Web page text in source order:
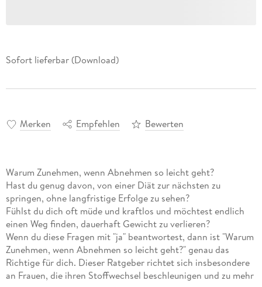
Sofort lieferbar (Download)
Merken Empfehlen Bewerten
Warum Zunehmen, wenn Abnehmen so leicht geht?
Hast du genug davon, von einer Diät zur nächsten zu
springen, ohne langfristige Erfolge zu sehen?
Fühlst du dich oft müde und kraftlos und möchtest endlich
einen Weg finden, dauerhaft Gewicht zu verlieren?
Wenn du diese Fragen mit "ja" beantwortest, dann ist "Warum
Zunehmen, wenn Abnehmen so leicht geht?" genau das
Richtige für dich. Dieser Ratgeber richtet sich insbesondere
an Frauen, die ihren Stoffwechsel beschleunigen und zu mehr